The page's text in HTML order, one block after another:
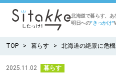
北海道で暮らす、あ
明日への”きっかけ”
TOP 暮らす 北海道の絶景に危
2025.11.02 暮らす